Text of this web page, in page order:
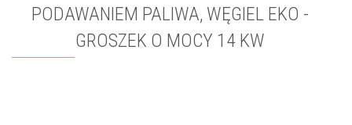
PODAWANIEM PALIWA, WĘGIEL EKO -
GROSZEK O MOCY 14 KW